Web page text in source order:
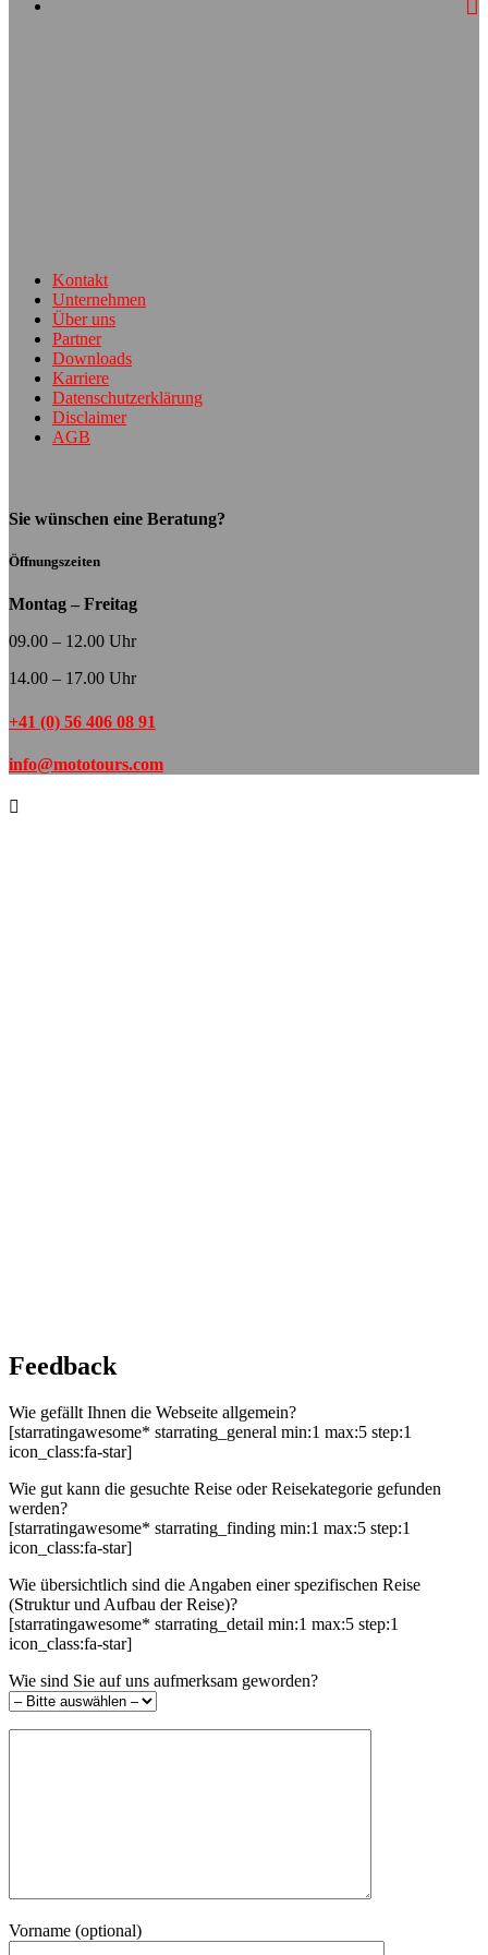
Kontakt
Unternehmen
Über uns
Partner
Downloads
Karriere
Datenschutzerklärung
Disclaimer
AGB
Sie wünschen eine Beratung?
Öffnungszeiten
Montag – Freitag
09.00 – 12.00 Uhr
14.00 – 17.00 Uhr
+41 (0) 56 406 08 91
info@mototours.com
Feedback
Wie gefällt Ihnen die Webseite allgemein?
[starratingawesome* starrating_general min:1 max:5 step:1
icon_class:fa-star]
Wie gut kann die gesuchte Reise oder Reisekategorie gefunden
werden?
[starratingawesome* starrating_finding min:1 max:5 step:1
icon_class:fa-star]
Wie übersichtlich sind die Angaben einer spezifischen Reise
(Struktur und Aufbau der Reise)?
[starratingawesome* starrating_detail min:1 max:5 step:1
icon_class:fa-star]
Wie sind Sie auf uns aufmerksam geworden?
Vorname (optional)